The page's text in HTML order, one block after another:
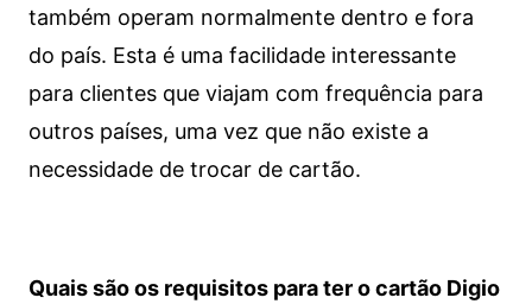
também operam normalmente dentro e fora
do país. Esta é uma facilidade interessante
para clientes que viajam com frequência para
outros países, uma vez que não existe a
necessidade de trocar de cartão.
Quais são os requisitos para ter o cartão Digio